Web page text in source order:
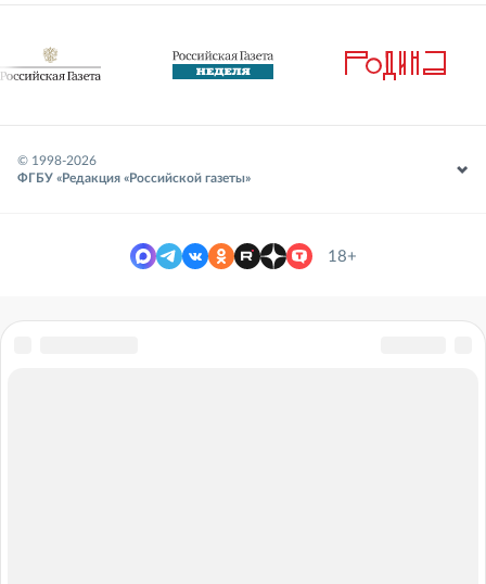
© 1998-2026
ФГБУ «Редакция «Российской газеты»
18+